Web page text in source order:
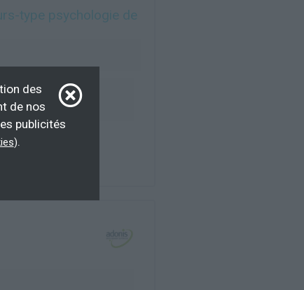
type psychologie de
d’emploi,
des
de nos
publicités
).